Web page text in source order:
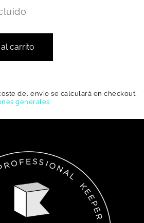
carrito
del envío se calculará en checkout.
generales